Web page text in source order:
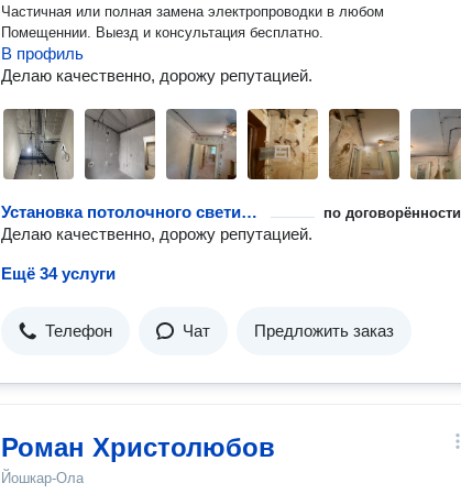
Частичная или полная замена электропроводки в любом
Помещеннии. Выезд и консультация бесплатно.
В профиль
Делаю качественно, дорожу репутацией.
Установка потолочного светильника на планку по договорённости
Делаю качественно, дорожу репутацией.
Ещё 34 услуги
Телефон Чат Предложить заказ
Роман Христолюбов
Йошкар-Ола